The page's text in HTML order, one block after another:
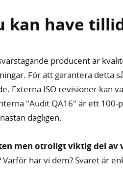
kan have
producent är
För att garantera detta
Externa ISO revisioner kan
"Audit QA16" är ett 100-
dagligen.
men otroligt viktig del av
Varför har vi dem? Svaret är